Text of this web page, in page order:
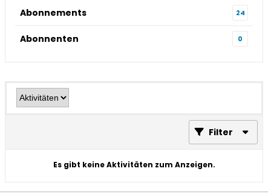
Abonnements 24
Abonnenten 0
Filter
Es gibt keine Aktivitäten zum Anzeigen.